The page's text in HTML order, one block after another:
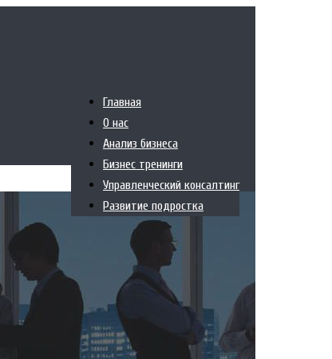
Главная
О нас
Анализ бизнеса
Бизнес тренинги
Управленческий консалтинг
Развитие подростка